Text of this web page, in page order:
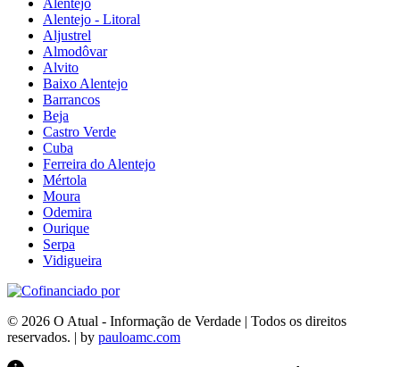
Alentejo
Alentejo - Litoral
Aljustrel
Almodôvar
Alvito
Baixo Alentejo
Barrancos
Beja
Castro Verde
Cuba
Ferreira do Alentejo
Mértola
Moura
Odemira
Ourique
Serpa
Vidigueira
© 2026 O Atual - Informação de Verdade | Todos os direitos
reservados. | by pauloamc.com